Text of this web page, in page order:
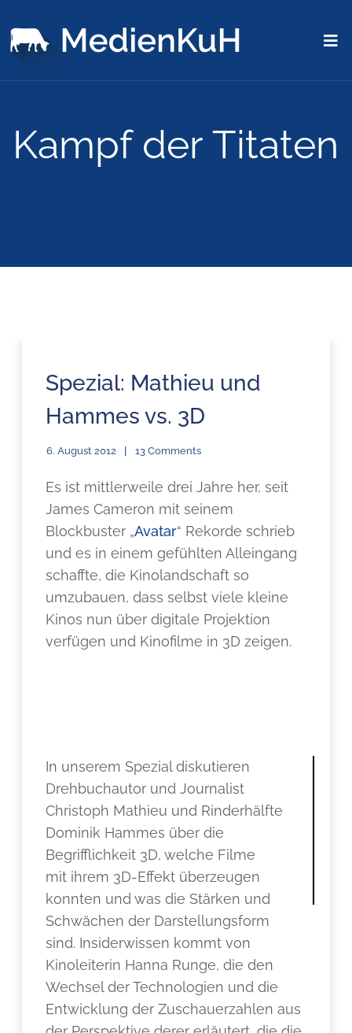
Kampf der Titaten
Spezial: Mathieu und
Hammes vs. 3D
6. August 2012 13 Comments
Es ist mittlerweile drei Jahre her, seit
James Cameron mit seinem
Blockbuster „Avatar“ Rekorde schrieb
und es in einem gefühlten Alleingang
schaffte, die Kinolandschaft so
umzubauen, dass selbst viele kleine
Kinos nun über digitale Projektion
verfügen und Kinofilme in 3D zeigen.
In unserem Spezial diskutieren
Drehbuchautor und Journalist
Christoph Mathieu und Rinderhälfte
Dominik Hammes über die
Begrifflichkeit 3D, welche Filme
mit ihrem 3D-Effekt überzeugen
konnten und was die Stärken und
Schwächen der Darstellungsform
sind. Insiderwissen kommt von
Kinoleiterin Hanna Runge, die den
Wechsel der Technologien und die
Entwicklung der Zuschauerzahlen aus